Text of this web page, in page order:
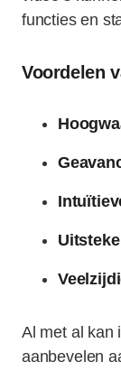
functies en
Voordelen
Al met al kan
aanbevelen